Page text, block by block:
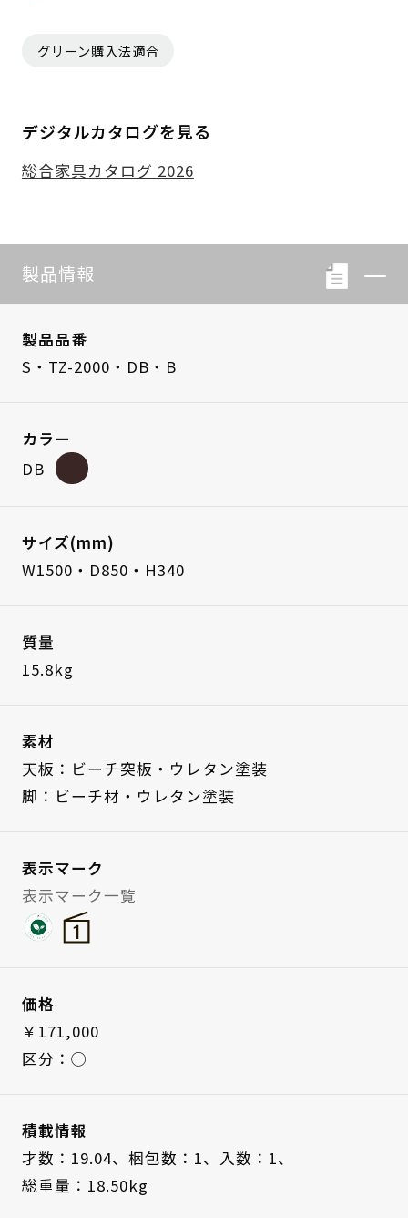
グリーン購入法適合
デジタルカタログを見る
総合家具カタログ 2026
製品情報
製品品番
S・TZ-2000・DB・B
カラー
DB
サイズ(mm)
W1500・D850・H340
質量
15.8kg
素材
天板：ビーチ突板・ウレタン塗装
脚：ビーチ材・ウレタン塗装
表示マーク
表示マーク一覧
価格
￥171,000
区分：◯
積載情報
才数：19.04、 梱包数：1、
入数：1、
総重量：18.50kg